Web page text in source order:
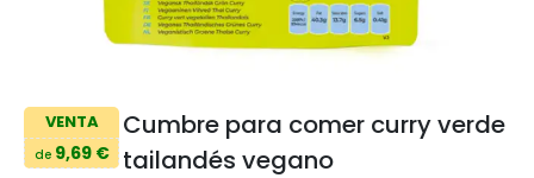
VENTA
de9,69 €
Cumbre para comer curry verde
tailandés vegano